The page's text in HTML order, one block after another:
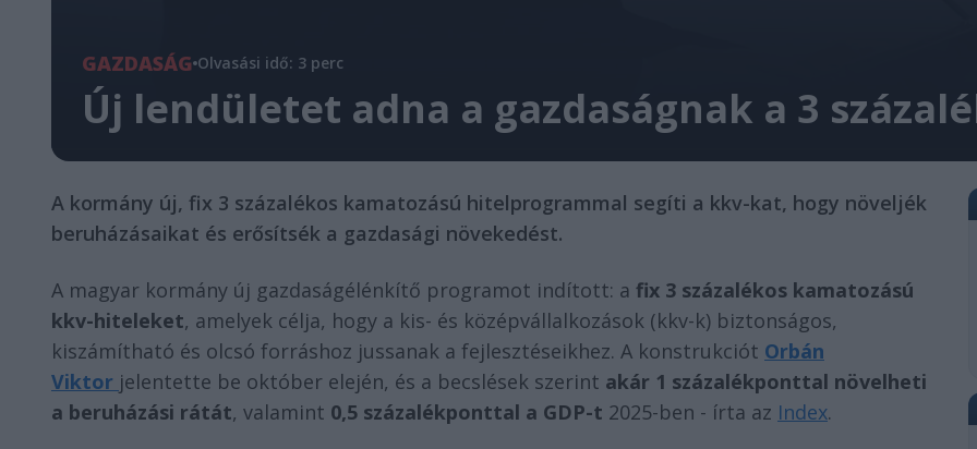
GAZDASÁG Olvasási idő: 3 perc
Új lendületet adna a gazdaságnak a 3
A kormány új, fix 3 százalékos kamatozású hitelprogrammal segíti a kkv-kat, hogy növeljék
beruházásaikat és erősítsék a gazdasági növekedést.
A magyar kormány új gazdaságélénkítő programot indított: a fix 3 százalékos kamatozású
kkv-hiteleket, amelyek célja, hogy a kis- és középvállalkozások (kkv-k) biztonságos,
kiszámítható és olcsó forráshoz jussanak a fejlesztéseikhez. A konstrukciót Orbán
Viktor jelentette be október elején, és a becslések szerint akár 1 százalékponttal növelheti
a beruházási rátát, valamint 0,5 százalékponttal a GDP-t 2025-ben - írta az Index.